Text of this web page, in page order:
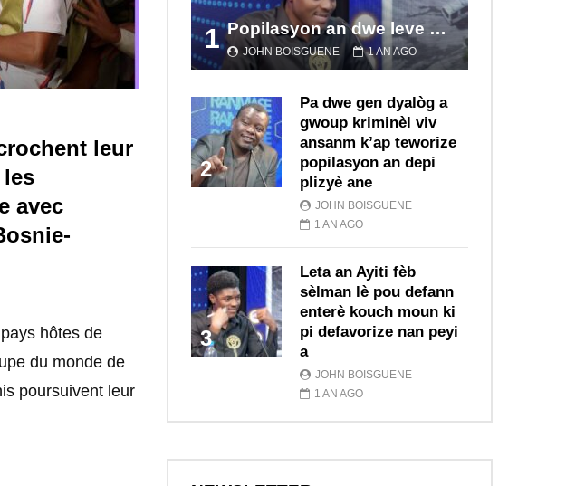
leur
avec
hôtes de
du monde de
poursuivent leur
1 Popilasyon an dwe leve kanpe pou chanje sitiyasyon kawotik l’ap viv nan peyi a.
JOHN BOISGUENE 1 AN AGO
2
Pa dwe gen dyalòg a
gwoup kriminèl viv
ansanm k’ap teworize
popilasyon an depi
plizyè ane
JOHN BOISGUENE
1 AN AGO
3
Leta an Ayiti fèb
sèlman lè pou defann
enterè kouch moun ki
pi defavorize nan peyi
a
JOHN BOISGUENE
1 AN AGO